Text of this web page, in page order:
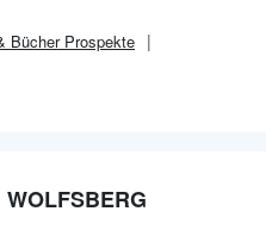
BücherProspekte